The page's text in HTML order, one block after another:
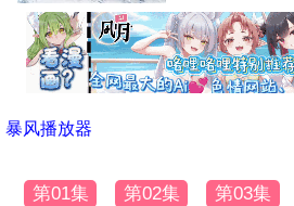
暴风播放器
第01集 第02集 第03集